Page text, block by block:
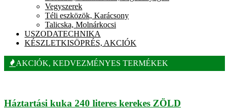
Vegyszerek
Téli eszközök, Karácsony
Talicska, Molnárkocsi
USZODATECHNIKA
KÉSZLETKISÖPRÉS, AKCIÓK
AKCIÓK, KEDVEZMÉNYES TERMÉKEK
Háztartási kuka 240 literes kerekes ZÖLD